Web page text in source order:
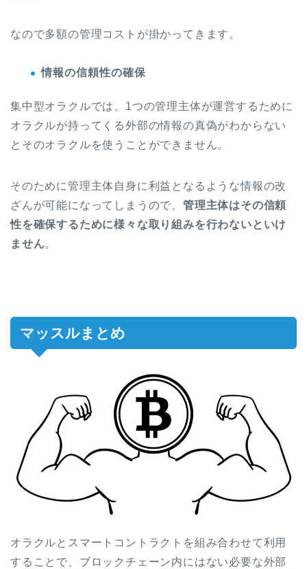
なので多額の管理コストが掛かってきます。
情報の信頼性の確保
集中型オラクルでは、1つの管理主体が運営するために
オラクルが持ってくる外部の情報の真偽がわからない
とそのオラクルを使うことができません。
そのために管理主体自身に利益となるような情報の改
ざんが可能になってしまうので、 管理主体はその信頼
性を確保するために様々な取り組みを行わないといけ
ません。
マッスルまとめ
オラクルとスマートコントラクトを組み合わせて利用
することで、 ブロックチェーン内にはない必要な外部